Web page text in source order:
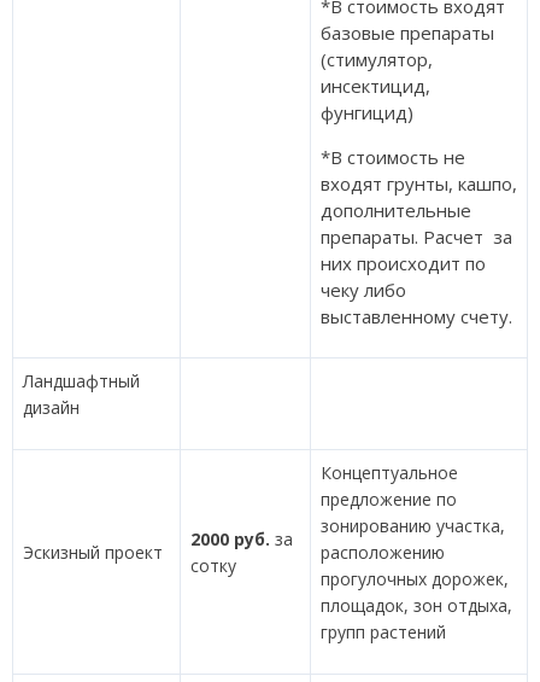
*В стоимость входят
базовые препараты
(стимулятор,
инсектицид,
фунгицид)
*В стоимость не
входят грунты, кашпо,
дополнительные
препараты. Расчет за
них происходит по
чеку либо
выставленному счету.
Ландшафтный
дизайн
Эскизный проект
2000 руб. за
сотку
Концептуальное
предложение по
зонированию участка,
расположению
прогулочных дорожек,
площадок, зон отдыха,
групп растений